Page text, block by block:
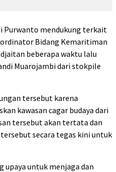
Purwanto mendukung terkait
Bidang Kemaritiman
beberapa waktu lalu
Muarojambi dari stokpile
tersebut karena
kawasan cagar budaya dari
tersebut akan tertata dan
secara tegas kini untuk
upaya untuk menjaga dan